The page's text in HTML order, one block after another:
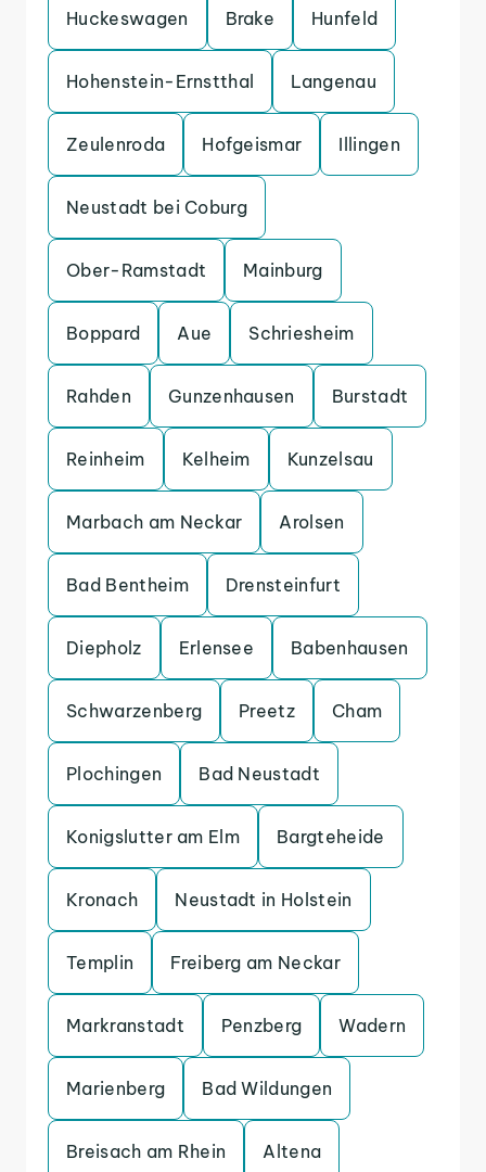
Huckeswagen Brake Hunfeld
Hohenstein-Ernstthal Langenau
Zeulenroda Hofgeismar Illingen
Neustadt bei Coburg
Ober-Ramstadt Mainburg
Boppard Aue Schriesheim
Rahden Gunzenhausen Burstadt
Reinheim Kelheim Kunzelsau
Marbach am Neckar Arolsen
Bad Bentheim Drensteinfurt
Diepholz Erlensee Babenhausen
Schwarzenberg Preetz Cham
Plochingen Bad Neustadt
Konigslutter am Elm Bargteheide
Kronach Neustadt in Holstein
Templin Freiberg am Neckar
Markranstadt Penzberg Wadern
Marienberg Bad Wildungen
Breisach am Rhein Altena